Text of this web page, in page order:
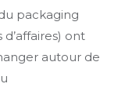
packaging
ont
autour de